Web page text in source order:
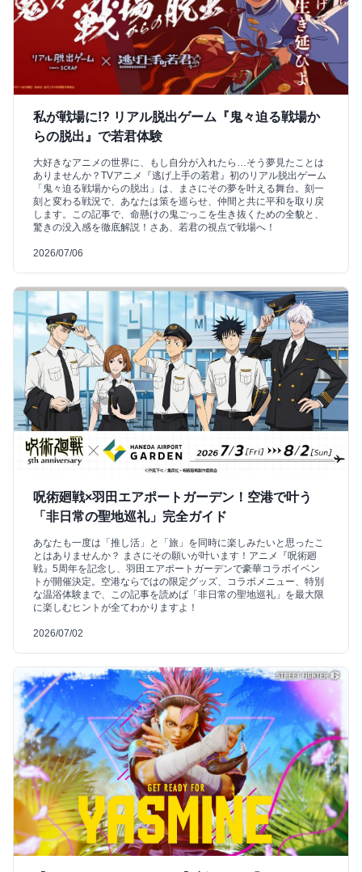
私が戦場に!? リアル脱出ゲーム『鬼々迫る戦場か
らの脱出』で若君体験
大好きなアニメの世界に、もし自分が入れたら…そう夢見たことは
ありませんか？TVアニメ『逃げ上手の若君』初のリアル脱出ゲーム
「鬼々迫る戦場からの脱出」は、まさにその夢を叶える舞台。刻一
刻と変わる戦況で、あなたは策を巡らせ、仲間と共に平和を取り戻
します。この記事で、命懸けの鬼ごっこを生き抜くための全貌と、
驚きの没入感を徹底解説！さあ、若君の視点で戦場へ！
2026/07/06
呪術廻戦×羽田エアポートガーデン！空港で叶う
「非日常の聖地巡礼」完全ガイド
あなたも一度は「推し活」と「旅」を同時に楽しみたいと思ったこ
とはありませんか？ まさにその願いが叶います！アニメ『呪術廻
戦』5周年を記念し、羽田エアポートガーデンで豪華コラボイベン
トが開催決定。空港ならではの限定グッズ、コラボメニュー、特別
な温浴体験まで、この記事を読めば「非日常の聖地巡礼」を最大限
に楽しむヒントが全てわかりますよ！
2026/07/02